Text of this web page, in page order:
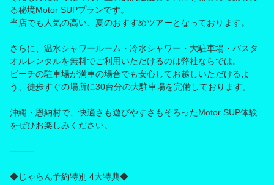
る秘境Motor SUPプランです。
当店でも人気の高い、夏のおすすめツアーとなっております。
さらに、温水シャワールーム・冷水シャワー・大駐車場・バスタ
オルレンタルを無料でご利用いただけるのは弊社ならでは。
ビーチの駐車場が満車の場合でも安心してお越しいただけるよ
う、徒歩すぐの場所に30台分の大駐車場を完備しております。
沖縄・恩納村で、快適さも遊びやすさもそろったMotor SUP体験
をぜひお楽しみください。
⸻
◆じゃらん予約特別 4大特典◆